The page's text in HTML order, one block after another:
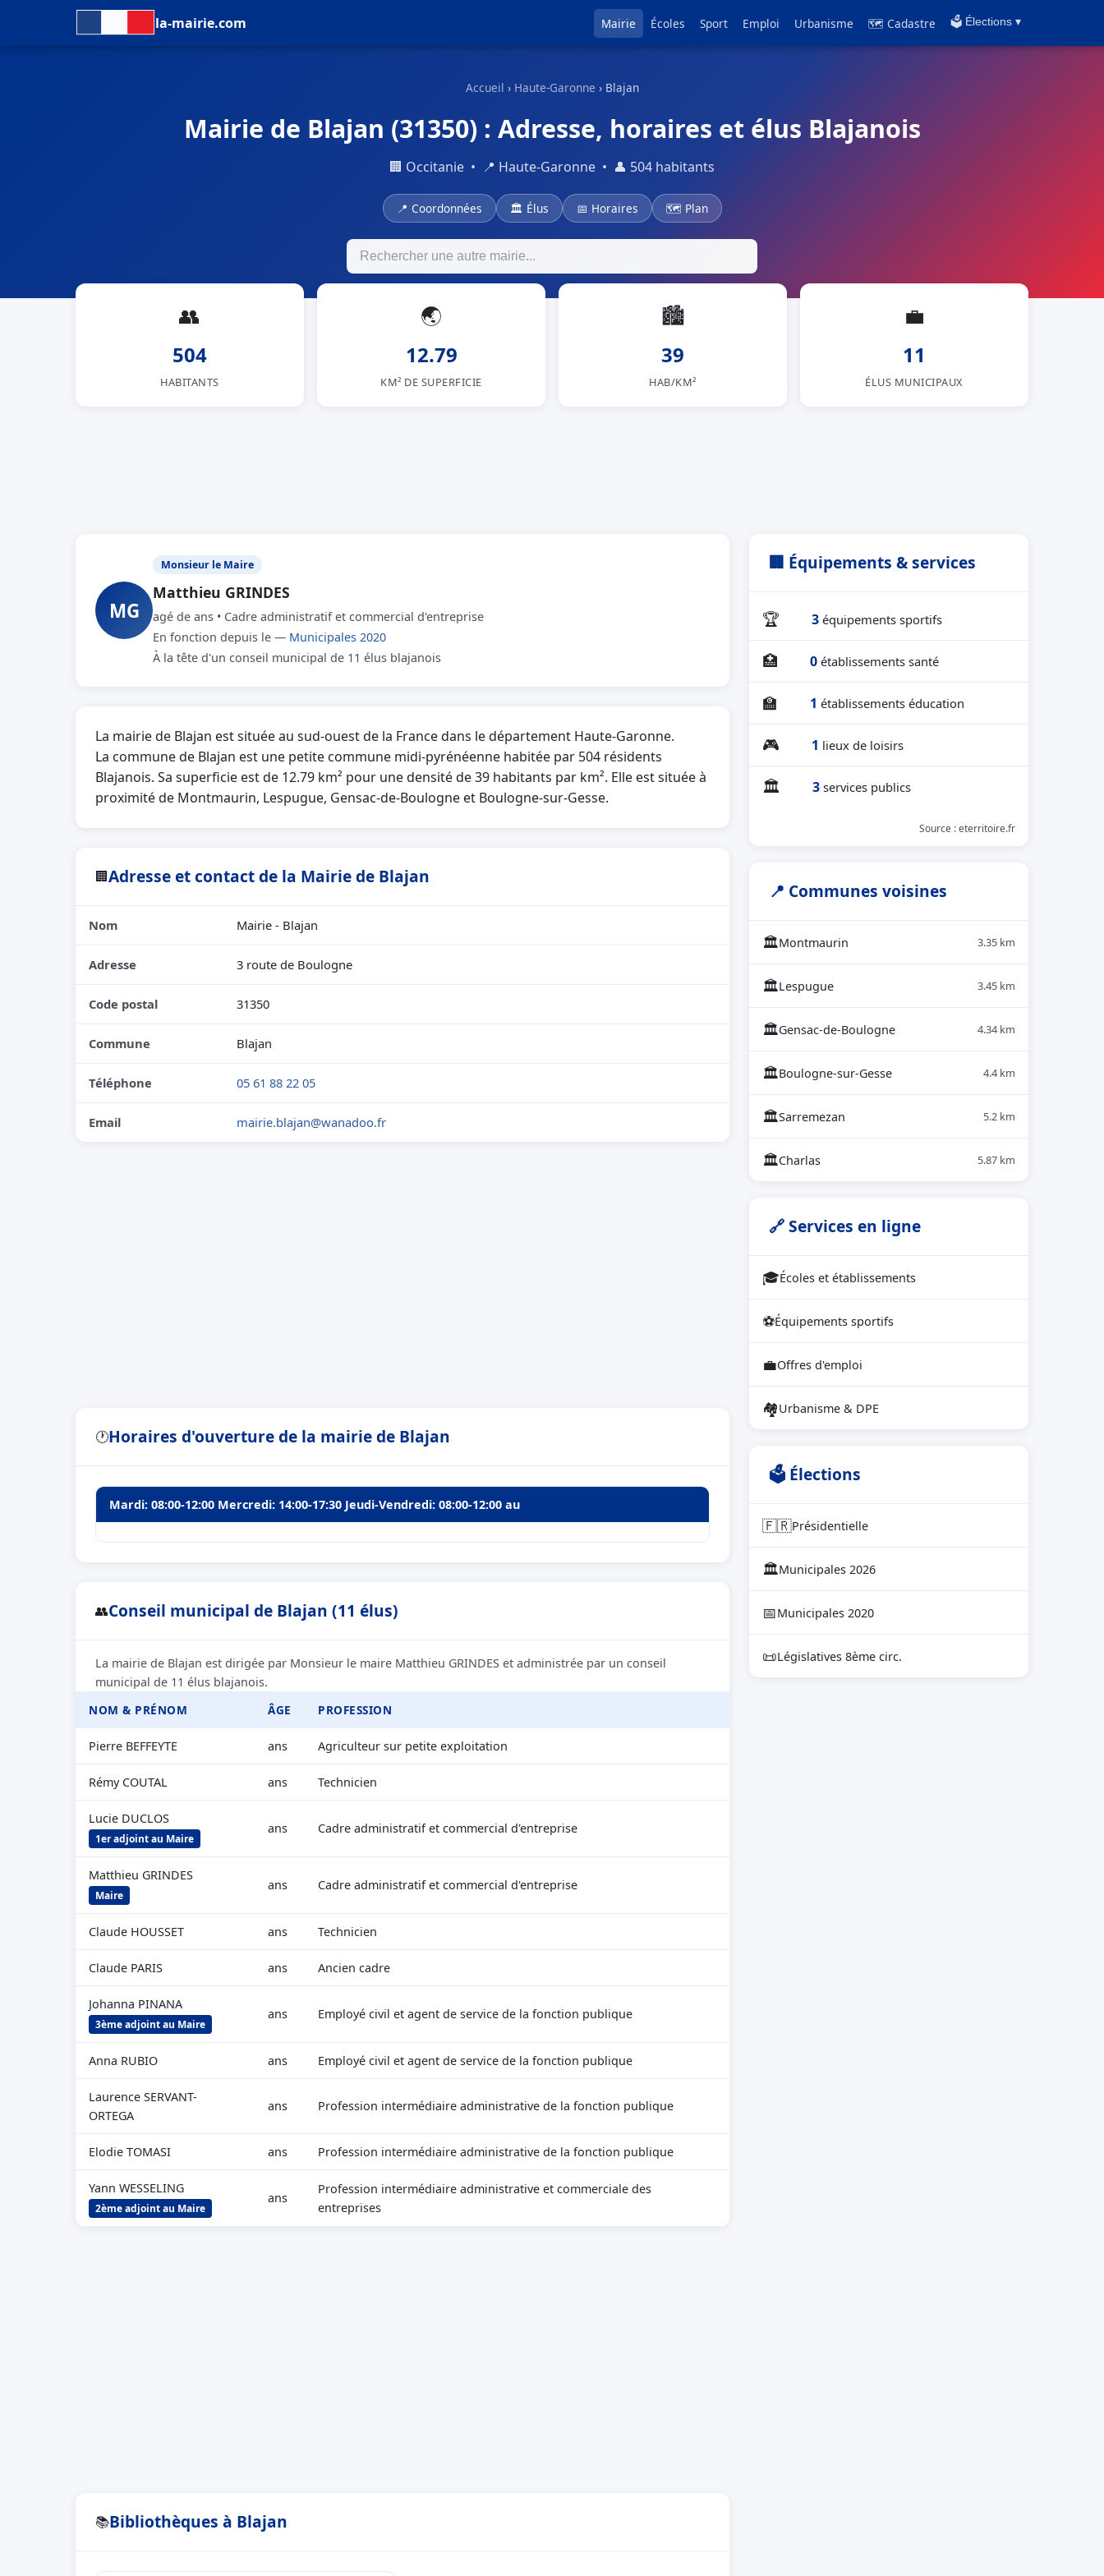
la-mairie.com Mairie Écoles Sport Emploi Urbanisme 🗺 Cadastre 🗳️ Élections ▾
Accueil › Haute-Garonne › Blajan
Mairie de Blajan (31350) : Adresse, horaires et élus Blajanois
🏢 Occitanie • 📍 Haute-Garonne • 👤 504 habitants
📍 Coordonnées 🏛 Élus 📅 Horaires 🗺 Plan
👥
504
HABITANTS
🌏
12.79
KM² DE SUPERFICIE
🏙
39
HAB/KM²
💼
11
ÉLUS MUNICIPAUX
MG
Monsieur le Maire
Matthieu GRINDES
agé de ans • Cadre administratif et commercial d'entreprise
En fonction depuis le — Municipales 2020
À la tête d'un conseil municipal de 11 élus blajanois
La mairie de Blajan est située au sud-ouest de la France dans le département Haute-Garonne.
La commune de Blajan est une petite commune midi-pyrénéenne habitée par 504 résidents
Blajanois. Sa superficie est de 12.79 km² pour une densité de 39 habitants par km². Elle est située à
proximité de Montmaurin, Lespugue, Gensac-de-Boulogne et Boulogne-sur-Gesse.
🏢Adresse et contact de la Mairie de Blajan
Nom Mairie - Blajan
Adresse 3 route de Boulogne
Code postal 31350
Commune Blajan
Téléphone 05 61 88 22 05
Email mairie.blajan@wanadoo.fr
🕐Horaires d'ouverture de la mairie de Blajan
Mardi: 08:00-12:00 Mercredi: 14:00-17:30 Jeudi-Vendredi: 08:00-12:00 au
👥Conseil municipal de Blajan (11 élus)
La mairie de Blajan est dirigée par Monsieur le maire Matthieu GRINDES et administrée par un conseil
municipal de 11 élus blajanois.
NOM & PRÉNOM
ÂGE PROFESSION
Pierre BEFFEYTE ans Agriculteur sur petite exploitation
Rémy COUTAL ans Technicien
Lucie DUCLOS
1er adjoint au Maire
ans Cadre administratif et commercial d'entreprise
Matthieu GRINDES
Maire
ans Cadre administratif et commercial d'entreprise
Claude HOUSSET ans Technicien
Claude PARIS ans Ancien cadre
Johanna PINANA
3ème adjoint au Maire
ans Employé civil et agent de service de la fonction publique
Anna RUBIO ans Employé civil et agent de service de la fonction publique
Laurence SERVANT-
ORTEGA
ans Profession intermédiaire administrative de la fonction publique
Elodie TOMASI ans Profession intermédiaire administrative de la fonction publique
Yann WESSELING
2ème adjoint au Maire
ans
Profession intermédiaire administrative et commerciale des
entreprises
📚Bibliothèques à Blajan
🏢 Équipements & services
🏆 3 équipements sportifs
🏥 0 établissements santé
🏫 1 établissements éducation
🎮 1 lieux de loisirs
🏛 3 services publics
Source : eterritoire.fr
📍 Communes voisines
🏛Montmaurin 3.35 km
🏛Lespugue 3.45 km
🏛Gensac-de-Boulogne 4.34 km
🏛Boulogne-sur-Gesse 4.4 km
🏛Sarremezan 5.2 km
🏛Charlas 5.87 km
🔗 Services en ligne
🎓Écoles et établissements
⚽Équipements sportifs
💼Offres d'emploi
🏘Urbanisme & DPE
🗳 Élections
🇫🇷Présidentielle
🏛Municipales 2026
📅Municipales 2020
📜Législatives 8ème circ.